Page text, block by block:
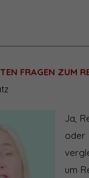
FRAGEN ZUM
Ja,
um